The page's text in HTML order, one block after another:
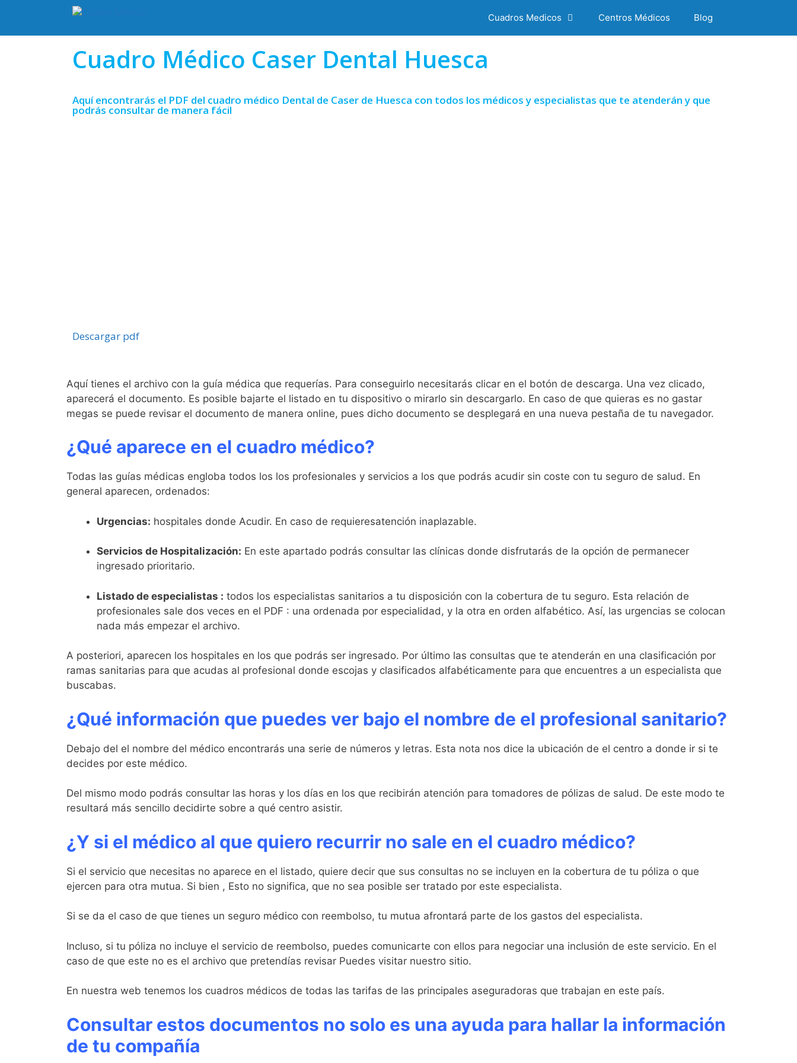
Cuadros Medicos Centros Médicos Blog
Cuadro Médico Caser Dental Huesca
Aquí encontrarás el PDF del cuadro médico Dental de Caser de Huesca con todos los médicos y especialistas que te atenderán y que
podrás consultar de manera fácil
Descargar pdf
Aquí tienes el archivo con la guía médica que requerías. Para conseguirlo necesitarás clicar en el botón de descarga. Una vez clicado,
aparecerá el documento. Es posible bajarte el listado en tu dispositivo o mirarlo sin descargarlo. En caso de que quieras es no gastar
megas se puede revisar el documento de manera online, pues dicho documento se desplegará en una nueva pestaña de tu navegador.
¿Qué aparece en el cuadro médico?
Todas las guías médicas engloba todos los los profesionales y servicios a los que podrás acudir sin coste con tu seguro de salud. En
general aparecen, ordenados:
Urgencias: hospitales donde Acudir. En caso de requieresatención inaplazable.
Servicios de Hospitalización: En este apartado podrás consultar las clínicas donde disfrutarás de la opción de permanecer
ingresado prioritario.
Listado de especialistas : todos los especialistas sanitarios a tu disposición con la cobertura de tu seguro. Esta relación de
profesionales sale dos veces en el PDF : una ordenada por especialidad, y la otra en orden alfabético. Así, las urgencias se colocan
nada más empezar el archivo.
A posteriori, aparecen los hospitales en los que podrás ser ingresado. Por último las consultas que te atenderán en una clasificación por
ramas sanitarias para que acudas al profesional donde escojas y clasificados alfabéticamente para que encuentres a un especialista que
buscabas.
¿Qué información que puedes ver bajo el nombre de el profesional sanitario?
Debajo del el nombre del médico encontrarás una serie de números y letras. Esta nota nos dice la ubicación de el centro a donde ir si te
decides por este médico.
Del mismo modo podrás consultar las horas y los días en los que recibirán atención para tomadores de pólizas de salud. De este modo te
resultará más sencillo decidirte sobre a qué centro asistir.
¿Y si el médico al que quiero recurrir no sale en el cuadro médico?
Si el servicio que necesitas no aparece en el listado, quiere decir que sus consultas no se incluyen en la cobertura de tu póliza o que
ejercen para otra mutua. Si bien , Esto no significa, que no sea posible ser tratado por este especialista.
Si se da el caso de que tienes un seguro médico con reembolso, tu mutua afrontará parte de los gastos del especialista.
Incluso, si tu póliza no incluye el servicio de reembolso, puedes comunicarte con ellos para negociar una inclusión de este servicio. En el
caso de que este no es el archivo que pretendías revisar Puedes visitar nuestro sitio.
En nuestra web tenemos los cuadros médicos de todas las tarifas de las principales aseguradoras que trabajan en este país.
Consultar estos documentos no solo es una ayuda para hallar la información
de tu compañía